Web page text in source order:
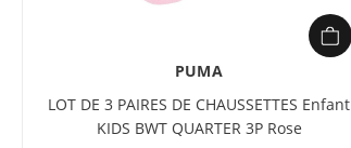
PUMA
LOT DE 3 PAIRES DE CHAUSSETTES Enfant
KIDS BWT QUARTER 3P Rose